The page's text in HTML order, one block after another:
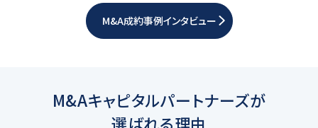
M&A成約事例インタビュー
M&Aキャピタルパートナーズが
選ばれる理由